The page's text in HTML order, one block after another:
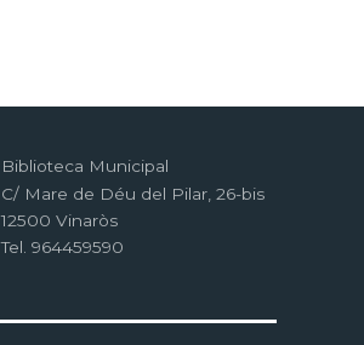
Biblioteca Municipal
C/ Mare de Déu del Pilar, 26-bis
12500 Vinaròs
Tel. 964459590